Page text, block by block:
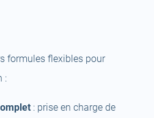
formules flexibles pour
:
: prise en charge de